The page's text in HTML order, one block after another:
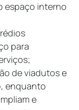
espaço interno
para
de viadutos e
enquanto
e